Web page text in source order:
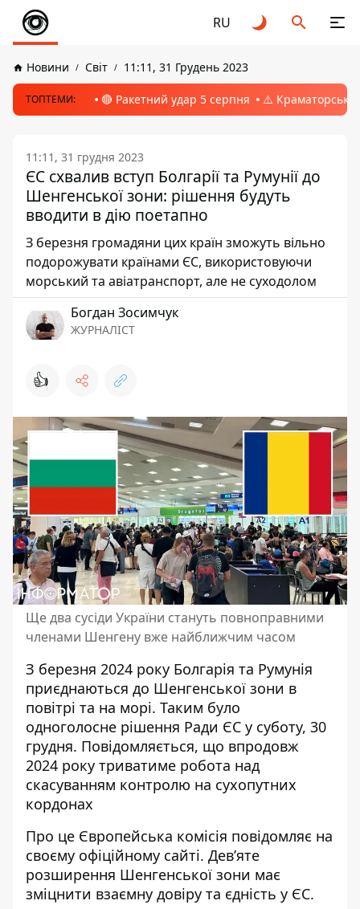
RU
Новини Світ 11:11, 31 Грудень 2023
ТОПТЕМИ: 🔴 Ракетний удар 5 серпня ⚠️ Краматорськ,
11:11, 31 грудня 2023
ЄС схвалив вступ Болгарії та Румунії до
Шенгенської зони: рішення будуть
вводити в дію поетапно
З березня громадяни цих країн зможуть вільно
подорожувати країнами ЄС, використовуючи
морський та авіатранспорт, але не суходолом
Богдан Зосимчук
ЖУРНАЛІСТ
👍
Ще два сусіди України стануть повноправними
членами Шенгену вже найближчим часом
З березня 2024 року Болгарія та Румунія
приєднаються до Шенгенської зони в
повітрі та на морі. Таким було
одноголосне рішення Ради ЄС у суботу, 30
грудня. Повідомляється, що впродовж
2024 року триватиме робота над
скасуванням контролю на сухопутних
кордонах
Про це Європейська комісія повідомляє на
своєму офіційному сайті. Дев’яте
розширення Шенгенської зони має
зміцнити взаємну довіру та єдність у ЄС.